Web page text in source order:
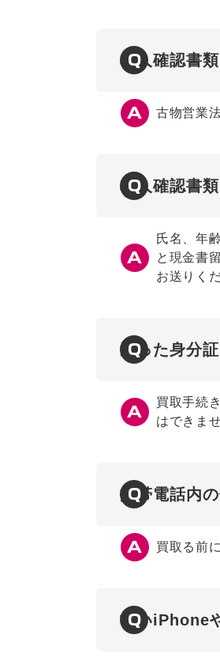
Q
本人確認書
古物営業
Q
本人確認書
氏名、年
と現金書
お送りく
Q
送った身分
買取手続
はできませ
Q
携帯電話内
買取る前
Q
古いiPhone